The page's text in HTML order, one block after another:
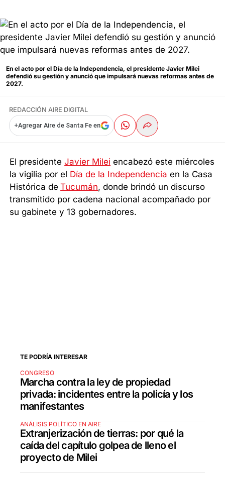
En el acto por el Día de la Independencia, el presidente Javier Milei
defendió su gestión y anunció que impulsará nuevas reformas antes de
2027.
REDACCIÓN AIRE DIGITAL
+Agregar Aire de Santa Fe en
El presidenteJavier Milei encabezó este miércoles
la vigilia por el Día de la Independencia en la Casa
Histórica de Tucumán, donde brindó un discurso
transmitido por cadena nacional acompañado por
su gabinete y 13 gobernadores.
TE PODRÍA INTERESAR
CONGRESO
Marcha contra la ley de propiedad
privada: incidentes entre la policía y los
manifestantes
ANÁLISIS POLÍTICO EN AIRE
Extranjerización de tierras: por qué la
caída del capítulo golpea de lleno el
proyecto de Milei